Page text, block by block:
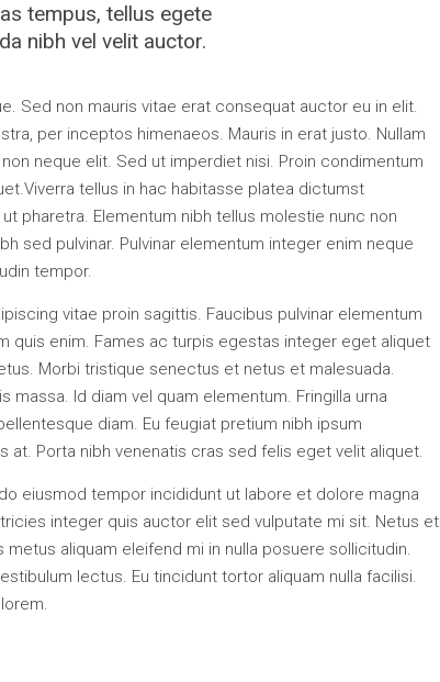
tempus, tellus egete
nibh vel velit auctor.
Sed non mauris vitae erat consequat auctor eu in elit.
per inceptos himenaeos. Mauris in erat justo. Nullam
neque elit. Sed ut imperdiet nisi. Proin condimentum
tellus in hac habitasse platea dictumst
pharetra. Elementum nibh tellus molestie nunc non
sed pulvinar. Pulvinar elementum integer enim neque
tempor.
vitae proin sagittis. Faucibus pulvinar elementum
quis enim. Fames ac turpis egestas integer eget aliquet
Morbi tristique senectus et netus et malesuada.
Id diam vel quam elementum. Fringilla urna
diam. Eu feugiat pretium nibh ipsum
at. Porta nibh venenatis cras sed felis eget velit aliquet.
eiusmod tempor incididunt ut labore et dolore magna
integer quis auctor elit sed vulputate mi sit. Netus et
aliquam eleifend mi in nulla posuere sollicitudin.
lectus. Eu tincidunt tortor aliquam nulla facilisi.